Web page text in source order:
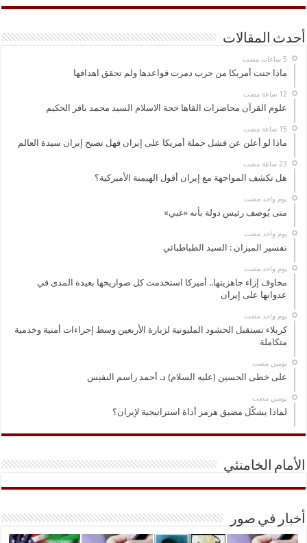
أحدث المقالات
ماذا جنت أمريكا من حرب دمرت قواعدها ولم تحقق اهدافها
علوم القرآن محاضرات القاها حجة الاسلام السيد محمد باقر الحكيم
ماذا لو أعلن عن فشل حملة أمريكا على إيران فهل تصبح إيران سيدة العالم
هل تكشف المواجهة مع إيران أفول الهيمنة الأميركية؟
‏يوم واحد مضت
متى يُوصف رئيس دولة بأنه «غبي»
‏يوم واحد مضت
تفسير الميزان : السيد الطباطبائي
‏يوم واحد مضت
مخاوف إزاء جاهزيتها.. أميركا استخدمت كل صواريخها بعيدة المدى في
عدوانها على إيران
‏يوم واحد مضت
كربلاء تستقبل الحشود المليونية لزيارة الأربعين وسط إجراءات أمنية وخدمية
متكاملة
‏يومين مضت
على خطى الحسين (عليه السلام) د. أحمد راسم النفيس
‏يومين مضت
لماذا يشكّل مضيق هرمز أداة استراتيجية لإيران؟
الأمام الخامنئي
أخبار في صور